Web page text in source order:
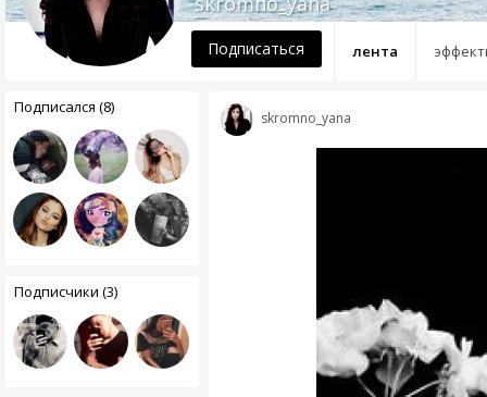
лента
Подписаться
Подписался (8)
Подписчики (3)
skromno_yana